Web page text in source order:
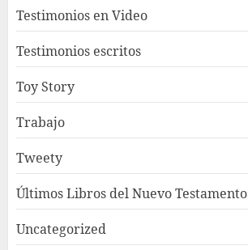
Testimonios en Video
Testimonios escritos
Toy Story
Trabajo
Tweety
Últimos Libros del Nuevo Testamento
Uncategorized